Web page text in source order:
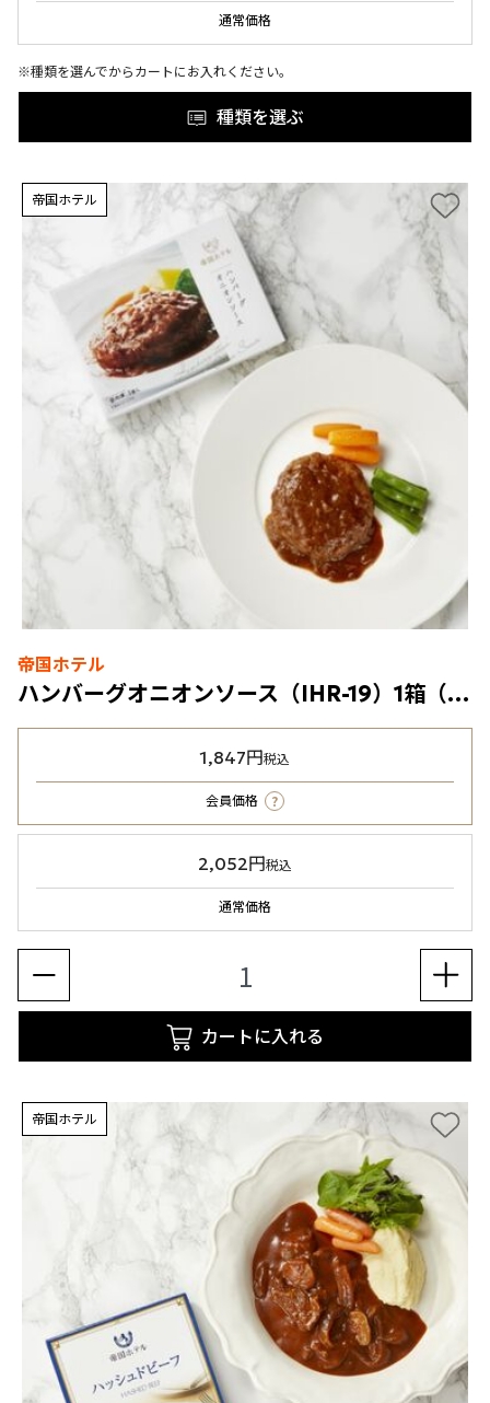
通常価格
※種類を選んでからカートにお入れください。
種類を選ぶ
帝国ホテル
帝国ホテル
ハンバーグオニオンソース（IHR-19）1箱（冷凍食品）
1,847円税込
会員価格 ?
2,052円税込
通常価格
カートに入れる
帝国ホテル